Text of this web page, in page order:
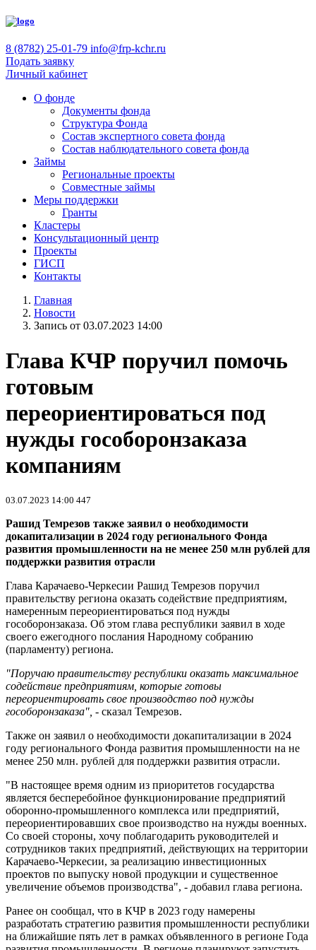
8 (8782) 25-01-79 info@frp-kchr.ru
Подать заявку
Личный кабинет
О фонде
Документы фонда
Структура Фонда
Состав экспертного совета фонда
Состав наблюдательного совета фонда
Займы
Региональные проекты
Совместные займы
Меры поддержки
Гранты
Кластеры
Консультационный центр
Проекты
ГИСП
Контакты
Главная
Новости
Запись от 03.07.2023 14:00
Глава КЧР поручил помочь
готовым
переориентироваться под
нужды гособоронзаказа
компаниям
03.07.2023 14:00 447
Рашид Темрезов также заявил о необходимости
докапитализации в 2024 году регионального Фонда
развития промышленности на не менее 250 млн рублей для
поддержки развития отрасли
Глава Карачаево-Черкесии Рашид Темрезов поручил
правительству региона оказать содействие предприятиям,
намеренным переориентироваться под нужды
гособоронзаказа. Об этом глава республики заявил в ходе
своего ежегодного послания Народному собранию
(парламенту) региона.
"Поручаю правительству республики оказать максимальное
содействие предприятиям, которые готовы
переориентировать свое производство под нужды
гособоронзаказа", - сказал Темрезов.
Также он заявил о необходимости докапитализации в 2024
году регионального Фонда развития промышленности на не
менее 250 млн. рублей для поддержки развития отрасли.
"В настоящее время одним из приоритетов государства
является бесперебойное функционирование предприятий
оборонно-промышленного комплекса или предприятий,
переориентировавших свое производство на нужды военных.
Со своей стороны, хочу поблагодарить руководителей и
сотрудников таких предприятий, действующих на территории
Карачаево-Черкесии, за реализацию инвестиционных
проектов по выпуску новой продукции и существенное
увеличение объемов производства", - добавил глава региона.
Ранее он сообщал, что в КЧР в 2023 году намерены
разработать стратегию развития промышленности республики
на ближайшие пять лет в рамках объявленного в регионе Года